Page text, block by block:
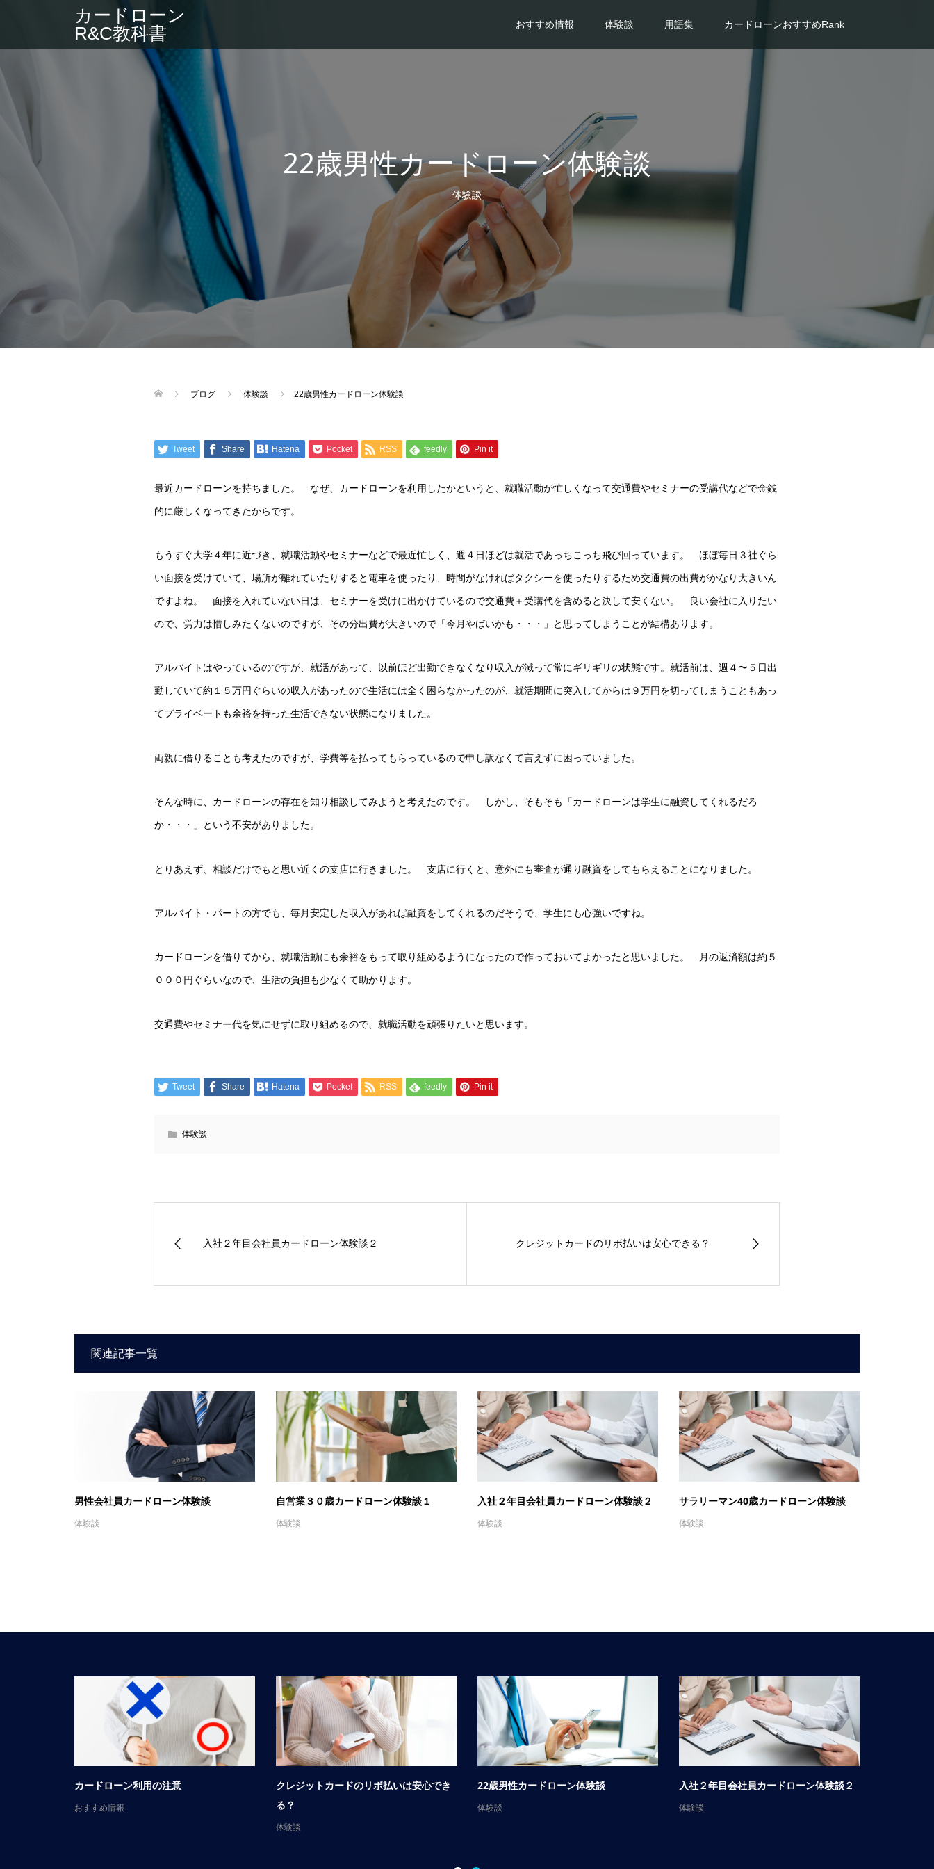
カードローン
R&C教科書
おすすめ情報 体験談 用語集 カードローンおすすめRank
22歳男性カードローン体験談
体験談
ブログ 体験談 22歳男性カードローン体験談
Tweet Share Hatena Pocket RSS feedly Pin it
最近カードローンを持ちました。 なぜ、カードローンを利用したかというと、就職活動が忙しくなって交通費やセミナーの受講代などで金銭
的に厳しくなってきたからです。
もうすぐ大学４年に近づき、就職活動やセミナーなどで最近忙しく、週４日ほどは就活であっちこっち飛び回っています。 ほぼ毎日３社ぐら
い面接を受けていて、場所が離れていたりすると電車を使ったり、時間がなければタクシーを使ったりするため交通費の出費がかなり大きいん
ですよね。 面接を入れていない日は、セミナーを受けに出かけているので交通費＋受講代を含めると決して安くない。 良い会社に入りたい
ので、労力は惜しみたくないのですが、その分出費が大きいので「今月やばいかも・・・」と思ってしまうことが結構あります。
アルバイトはやっているのですが、就活があって、以前ほど出勤できなくなり収入が減って常にギリギリの状態です。就活前は、週４〜５日出
勤していて約１５万円ぐらいの収入があったので生活には全く困らなかったのが、就活期間に突入してからは９万円を切ってしまうこともあっ
てプライベートも余裕を持った生活できない状態になりました。
両親に借りることも考えたのですが、学費等を払ってもらっているので申し訳なくて言えずに困っていました。
そんな時に、カードローンの存在を知り相談してみようと考えたのです。 しかし、そもそも「カードローンは学生に融資してくれるだろ
か・・・」という不安がありました。
とりあえず、相談だけでもと思い近くの支店に行きました。 支店に行くと、意外にも審査が通り融資をしてもらえることになりました。
アルバイト・パートの方でも、毎月安定した収入があれば融資をしてくれるのだそうで、学生にも心強いですね。
カードローンを借りてから、就職活動にも余裕をもって取り組めるようになったので作っておいてよかったと思いました。 月の返済額は約５
０００円ぐらいなので、生活の負担も少なくて助かります。
交通費やセミナー代を気にせずに取り組めるので、就職活動を頑張りたいと思います。
Tweet Share Hatena Pocket RSS feedly Pin it
体験談
入社２年目会社員カードローン体験談２ クレジットカードのリボ払いは安心できる？
関連記事一覧
男性会社員カードローン体験談
体験談
自営業３０歳カードローン体験談１
体験談
入社２年目会社員カードローン体験談２
体験談
サラリーマン40歳カードローン体験談
体験談
カードローン利用の注意
おすすめ情報
クレジットカードのリボ払いは安心でき
る？
体験談
22歳男性カードローン体験談
体験談
入社２年目会社員カードローン体験談２
体験談